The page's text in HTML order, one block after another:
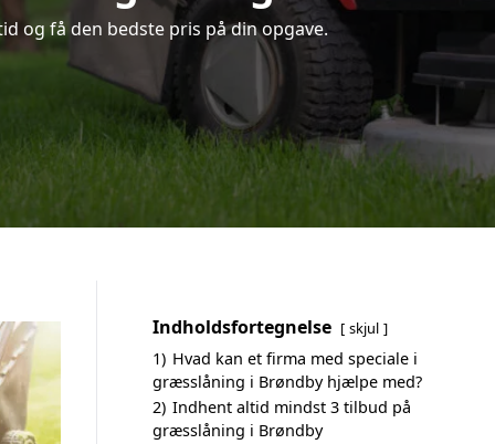
og få den bedste pris på din opgave.
Indholdsfortegnelse skjul
1) Hvad kan et firma med speciale i
græsslåning i Brøndby hjælpe med?
2) Indhent altid mindst 3 tilbud på
græsslåning i Brøndby